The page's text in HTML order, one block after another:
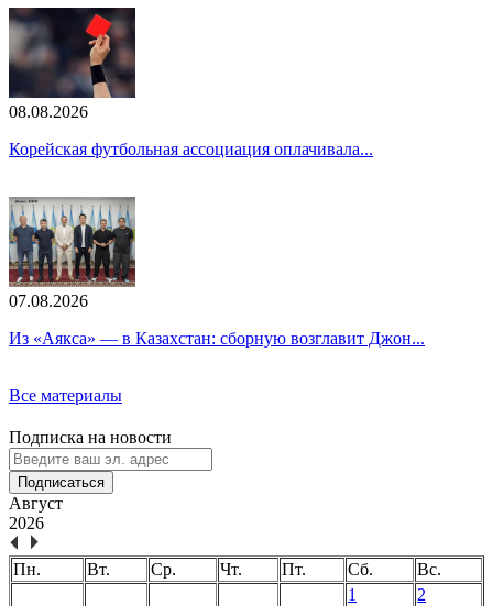
08.08.2026
Корейская футбольная ассоциация оплачивала...
07.08.2026
Из «Аякса» — в Казахстан: сборную возглавит Джон...
Все материалы
Подписка на новости
Подписаться
Август
2026
Пн. Вт. Ср. Чт. Пт. Сб.
Вс.
1
2